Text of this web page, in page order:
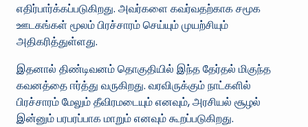
எதிர்பார்க்கப்படுகிறது. அவர்களை கவர்வதற்காக சமூக
ஊடகங்கள் மூலம் பிரச்சாரம் செய்யும் முயற்சியும்
அதிகரித்துள்ளது.
இதனால் திண்டிவனம் தொகுதியில் இந்த தேர்தல் மிகுந்த
கவனத்தை ஈர்த்து வருகிறது. வரவிருக்கும் நாட்களில்
பிரச்சாரம் மேலும் தீவிரமடையும் எனவும், அரசியல் சூழல்
இன்னும் பரபரப்பாக மாறும் எனவும் கூறப்படுகிறது.